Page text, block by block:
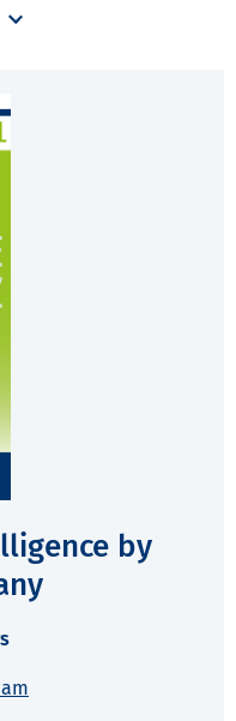
by